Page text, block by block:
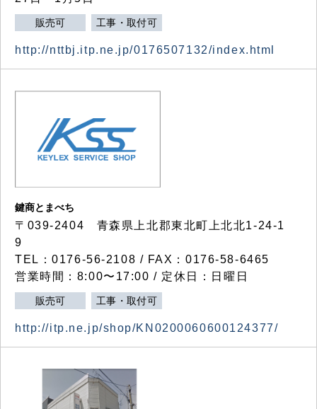
販売可 工事・取付可
http://nttbj.itp.ne.jp/0176507132/index.html
鍵商とまべち
〒039-2404 青森県上北郡東北町上北北1-24-1
9
TEL：0176-56-2108 / FAX：0176-58-6465
営業時間：8:00〜17:00 / 定休日：日曜日
販売可 工事・取付可
http://itp.ne.jp/shop/KN0200060600124377/